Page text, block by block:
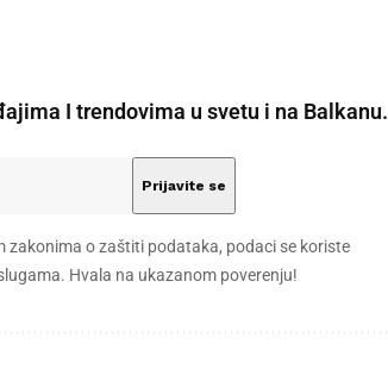
I trendovima u svetu i na Balkanu.
o zaštiti podataka, podaci se koriste
Hvala na ukazanom poverenju!